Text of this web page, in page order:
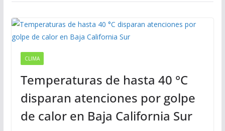
CLIMA
Temperaturas de hasta 40 °C
disparan atenciones por golpe
de calor en Baja California Sur